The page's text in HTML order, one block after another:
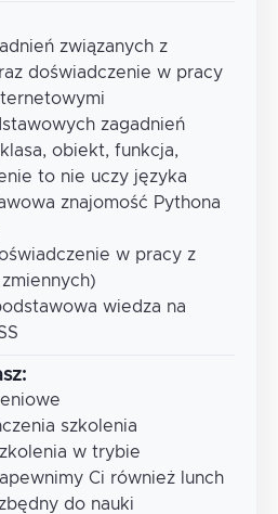
związanych z
doświadczenie w pracy
zagadnień
obiekt, funkcja,
to nie uczy języka
znajomość Pythona
w pracy z
wiedza na
szkolenia
w trybie
Ci również lunch
do nauki